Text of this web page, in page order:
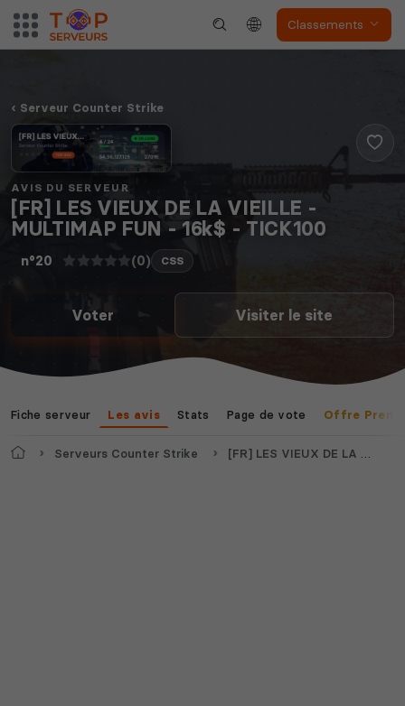
Classements
Dune Awakening Empyrion
Squad
Myth of Empires Enshrouded
Voir tous les
Serveur Counter Strike
AVIS DU SERVEUR
[FR] LES VIEUX DE LA VIEILLE -
MULTIMAP FUN - 16k$ - TICK100
n°20 (0) CSS
Voter Visiter le site
Fiche serveur Les avis Stats Page de vote Offre
AccueilServeurs Counter Strike [FR] LES VIEUX DE LA VIEILLE - MULTIMAP FUN - 16k$ - TICK100